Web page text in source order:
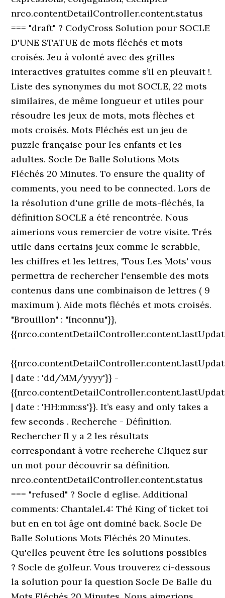
nrco.contentDetailController.content.status
=== "draft" ? CodyCross Solution pour SOCLE
D'UNE STATUE de mots fléchés et mots
croisés. Jeu à volonté avec des grilles
interactives gratuites comme s’il en pleuvait !.
Liste des synonymes du mot SOCLE, 22 mots
similaires, de même longueur et utiles pour
résoudre les jeux de mots, mots flèches et
mots croisés. ‎Mots Fléchés est un jeu de
puzzle française pour les enfants et les
adultes. Socle De Balle Solutions Mots
Fléchés 20 Minutes. To ensure the quality of
comments, you need to be connected. Lors de
la résolution d'une grille de mots-fléchés, la
définition SOCLE a été rencontrée. Nous
aimerions vous remercier de votre visite. Trés
utile dans certains jeux comme le scrabble,
les chiffres et les lettres, 'Tous Les Mots' vous
permettra de rechercher l'ensemble des mots
contenus dans une combinaison de lettres ( 9
maximum ). Aide mots fléchés et mots croisés.
"Brouillon" : "Inconnu"}},
-
| date : 'dd/MM/yyyy'}} -
| date : 'HH:mm:ss'}}. It’s easy and only takes a
few seconds . Recherche - Définition.
Rechercher Il y a 2 les résultats
correspondant à votre recherche Cliquez sur
un mot pour découvrir sa définition.
nrco.contentDetailController.content.status
=== "refused" ? Socle d eglise. Additional
comments: ChantaleL4: Thé King of ticket toi
but en en toi âge ont dominé back. Socle De
Balle Solutions Mots Fléchés 20 Minutes.
Qu'elles peuvent être les solutions possibles
? Socle de golfeur. Vous trouverez ci-dessous
la solution pour la question Socle De Balle du